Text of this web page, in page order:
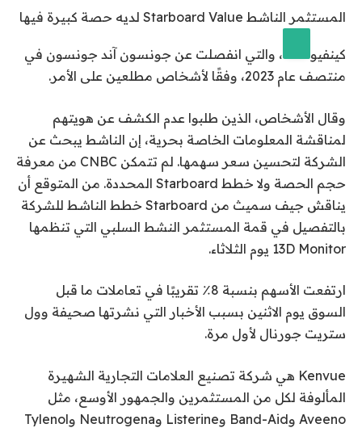
المستثمر الناشط Starboard Value لديه حصة كبيرة فيها
كينفيو
، والتي انفصلت عن جونسون آند جونسون في
منتصف عام 2023، وفقًا لأشخاص مطلعين على الأمر.
وقال الأشخاص، الذين طلبوا عدم الكشف عن هويتهم
لمناقشة المعلومات الخاصة بحرية، إن الناشط يبحث عن
الشركة لتحسين سعر سهمها. لم تتمكن CNBC من معرفة
حجم الحصة ولا خطط Starboard المحددة. من المتوقع أن
يناقش جيف سميث من Starboard خطط الناشط للشركة
بالتفصيل في قمة المستثمر النشط السلبي التي تنظمها
13D Monitor يوم الثلاثاء.
ارتفعت الأسهم بنسبة 8٪ تقريبًا في تعاملات ما قبل
السوق يوم الاثنين بسبب الأخبار التي نشرتها صحيفة وول
ستريت جورنال لأول مرة.
Kenvue هي شركة تصنيع العلامات التجارية الشهيرة
المألوفة لكل من المستثمرين والجمهور الأوسع، مثل
Aveeno وBand-Aid وListerine وNeutrogena وTylenol